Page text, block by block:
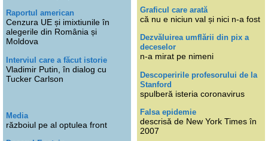
Raportul american
Cenzura UE și imixtiunile în
alegerile din România și
Moldova
Interviul care a făcut istorie
Vladimir Putin, în dialog cu
Tucker Carlson
Media
războiul pe al optulea front
Graficul care arată
că nu e niciun val și nici n-a fost
Dezvăluirea umflării din pix a
deceselor
n-a mirat pe nimeni
Descoperirile profesorului de la
Stanford
spulberă isteria coronavirus
Falsa epidemie
descrisă de New York Times în
2007